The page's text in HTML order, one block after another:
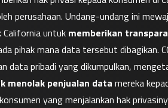
perusahaan. Undang-undang ini
California untuk memberikan
pihak mana data tersebut dibagikan.
data pribadi yang dikumpulkan,
menolak penjualan data mereka
yang menjalankan hak